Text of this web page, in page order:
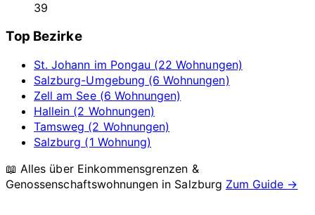
39
Top Bezirke
St. Johann im Pongau (22 Wohnungen)
Salzburg-Umgebung (6 Wohnungen)
Zell am See (6 Wohnungen)
Hallein (2 Wohnungen)
Tamsweg (2 Wohnungen)
Salzburg (1 Wohnung)
📖 Alles über Einkommensgrenzen &
Genossenschaftswohnungen in Salzburg Zum Guide →